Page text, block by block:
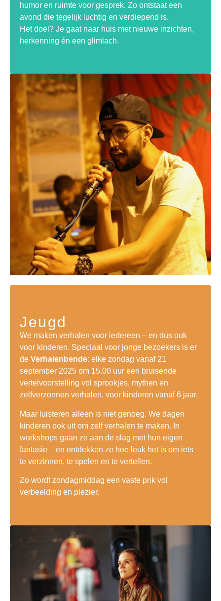
humor en ruimte voor gesprek. Zo ontstaat een
avond die tegelijk luchtig en verdiepend is.
Het doel? Je gaat naar huis met nieuwe inzichten,
herkenning én een glimlach.
Jeugd
We maken verhalen voor iedereen – en dus ook
voor kinderen. Speciaal voor jonge bezoekers is er
de Verhalenbende: elke zondag vanaf 21
september 2025 om 15.00 uur een bruisende
vertelvoorstelling vol sprookjes, mythen en
zelfverzonnen verhalen, voor kinderen vanaf 6 jaar.
Maar luisteren alleen is niet genoeg. We dagen
kinderen ook uit om zelf verhalen te maken. In
workshops gaan ze aan de slag met hun eigen
fantasie – en ontdekken ze hoe leuk het is om iets
te verzinnen, te spelen en te vertellen.
Zo wordt zondagmiddag een vaste prik vol
verbeelding en plezier.